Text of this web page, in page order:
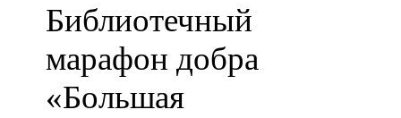
Библиотечный
марафон добра
«Большая